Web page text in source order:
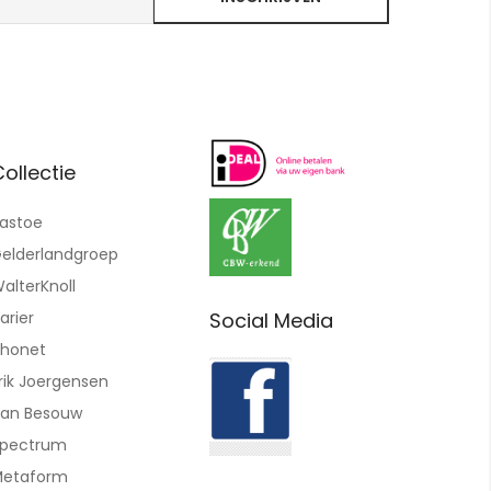
Joergensen
Besouw
Social Media